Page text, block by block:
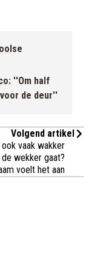
''Om half
de deur''
Volgend artikel
vaak wakker
wekker gaat?
voelt het aan